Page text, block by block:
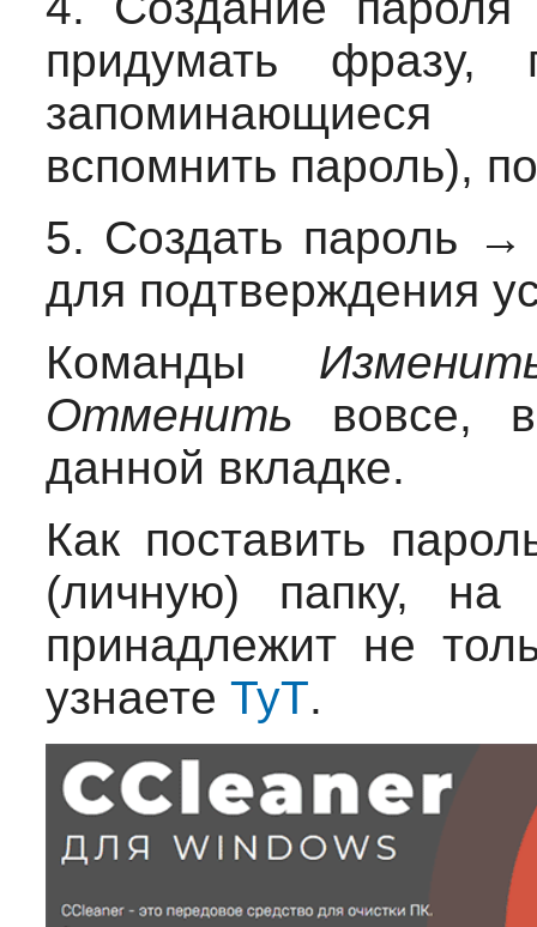
придумать фразу,
запоминающиеся
вспомнить пароль),
5. Создать пароль →
для подтверждения
Команды
Отменить вовсе,
данной вкладке.
Как поставить
(личную) папку, на
принадлежит не
узнаете ТуТ.